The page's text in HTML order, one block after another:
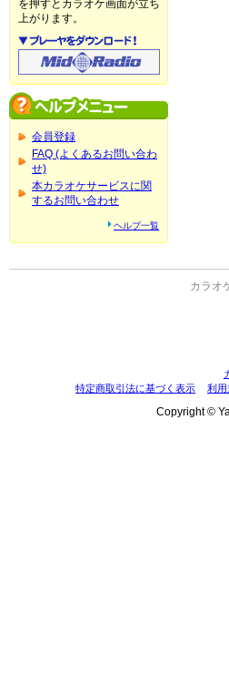
を押すとカラオケ画面が立ち
上がります。
会員登録
FAQ (よくあるお問い合わ
せ)
本カラオケサービスに関
するお問い合わせ
ヘルプ一覧
カラオ
特定商取引法に基づく表示
利用
Copyright ©